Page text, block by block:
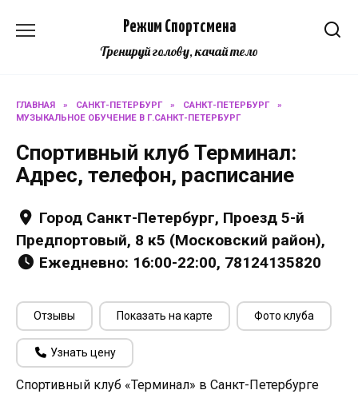
Режим Спортсмена
Тренируй голову, качай тело
ГЛАВНАЯ » САНКТ-ПЕТЕРБУРГ » САНКТ-ПЕТЕРБУРГ
»
МУЗЫКАЛЬНОЕ ОБУЧЕНИЕ В Г.САНКТ-ПЕТЕРБУРГ
Спортивный клуб Терминал:
Адрес, телефон, расписание
Город Санкт-Петербург, Проезд 5-й
Предпортовый, 8 к5 (Московский район),
Ежедневно: 16:00-22:00, 78124135820
Отзывы Показать на карте Фото клуба
Узнать цену
Спортивный клуб «Терминал» в Санкт-Петербурге